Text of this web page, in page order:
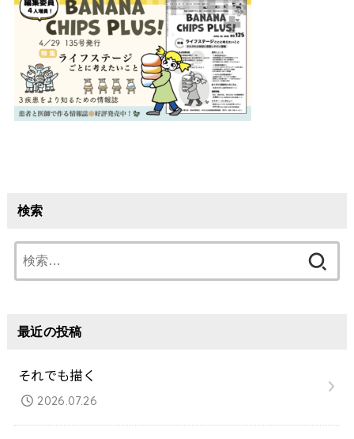
検索
索:
最近の投稿
それでも描く
2026.07.26